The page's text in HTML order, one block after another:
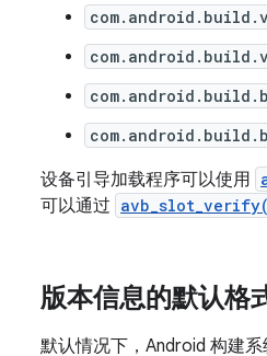
设备引导加载程序可以使用
可以通过
版本信息的默认格
默认情况下，Android 构建